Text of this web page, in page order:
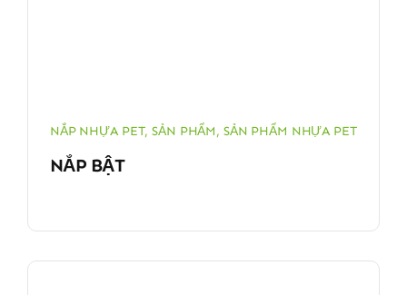
NẮP NHỰA PET,SẢN PHẨM, SẢN PHẨM NHỰA PET
NẮP BẬT